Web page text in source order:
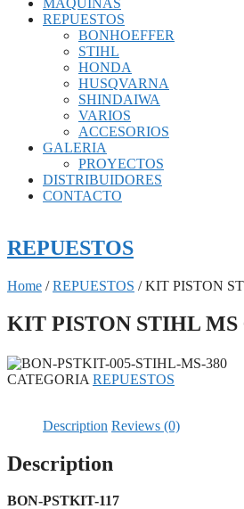
MAQUINAS
REPUESTOS
BONHOEFFER
STIHL
HONDA
HUSQVARNA
SHINDAIWA
VARIOS
ACCESORIOS
GALERIA
PROYECTOS
DISTRIBUIDORES
CONTACTO
REPUESTOS
Home /REPUESTOS / KIT PISTON
KIT PISTON STIHL MS
CATEGORIA REPUESTOS
Description Reviews (0)
Description
BON-PSTKIT-117